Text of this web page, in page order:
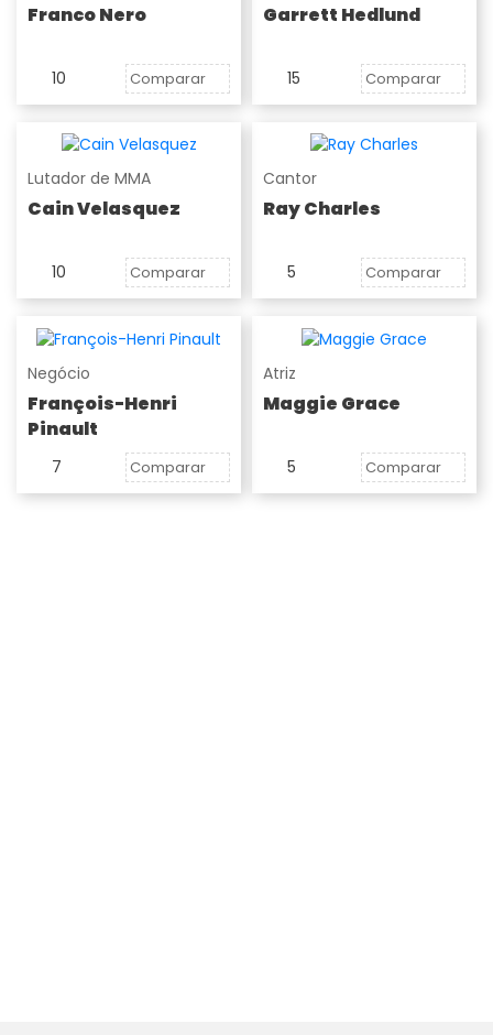
Franco Nero
10 Comparar
Garrett Hedlund
15 Comparar
Lutador de MMA
Cain Velasquez
10 Comparar
Cantor
Ray Charles
5 Comparar
Negócio
François-Henri
Pinault
7 Comparar
Atriz
Maggie Grace
5 Comparar